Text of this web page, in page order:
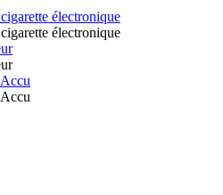
électronique
électronique